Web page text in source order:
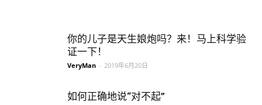
你的儿子是天生娘炮吗？来！马上科学验
证一下！
VeryMan - 2019年6月20日
如何正确地说“对不起”